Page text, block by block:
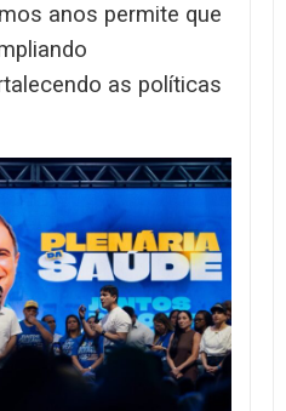
anos permite que
as políticas